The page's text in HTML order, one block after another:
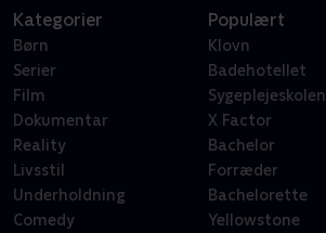
Kategorier
Børn
Serier
Film
Dokumentar
Reality
Livsstil
Underholdning
Comedy
Populært
Klovn
Badehotellet
Sygeplejeskolen
X Factor
Bachelor
Forræder
Bachelorette
Yellowstone